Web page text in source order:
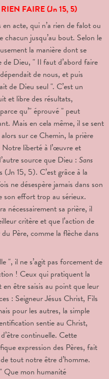
FAIRE (Jn 15, 5)
acte, qui n’a rien de falot ou
chacun jusqu’au bout. Selon le
la manière dont se
de Dieu, " Il faut d’abord faire
de nous, et puis
de Dieu seul ". C’est un
et libre des résultats,
qu’" éprouvé " peut
Mais en cela même, il se sent
sur ce Chemin, la prière
liberté à l’œuvre et
source que Dieu : Sans
(Jn 15, 5). C’est grâce à la
ne désespère jamais dans son
son effort trop au sérieux.
nécessairement sa prière, il
critère et que l’action de
Père, comme la flèche dans
", il ne s’agit pas forcement de
! Ceux qui pratiquent la
être saisis au point que leur
: Seigneur Jésus Christ, Fils
pour les autres, la simple
sentie au Christ,
continuelle. Cette
expression des Pères, fait
tout notre être d’homme.
Que mon humanité